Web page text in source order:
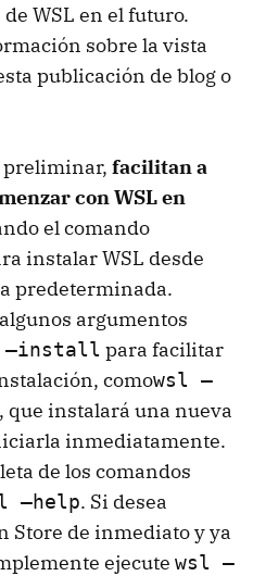
WSL en el futuro.
sobre la vista
publicación de blog o
preliminar, facilitan a
con WSL en
el comando
instalar WSL desde
predeterminada.
argumentos
–install para facilitar
comowsl –
, que instalará una nueva
inmediatamente.
de los comandos
–help. Si desea
Store de inmediato y ya
ejecute wsl –